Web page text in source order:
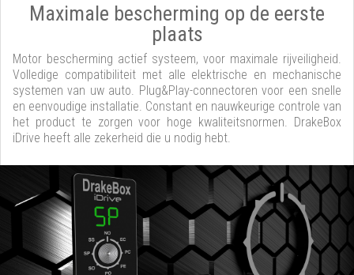
Maximale bescherming op de eerste
plaats
Motor bescherming actief systeem, voor maximale rijveiligheid.
Volledige compatibiliteit met alle elektrische en mechanische
systemen van uw auto. Plug&Play-connectoren voor een snelle
en eenvoudige installatie. Constant en nauwkeurige controle van
het product te zorgen voor hoge kwaliteitsnormen. DrakeBox
iDrive heeft alle zekerheid die u nodig hebt.